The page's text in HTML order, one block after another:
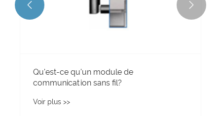
Qu'est-ce qu'un module de
communication sans fil?
Voir plus >>
 